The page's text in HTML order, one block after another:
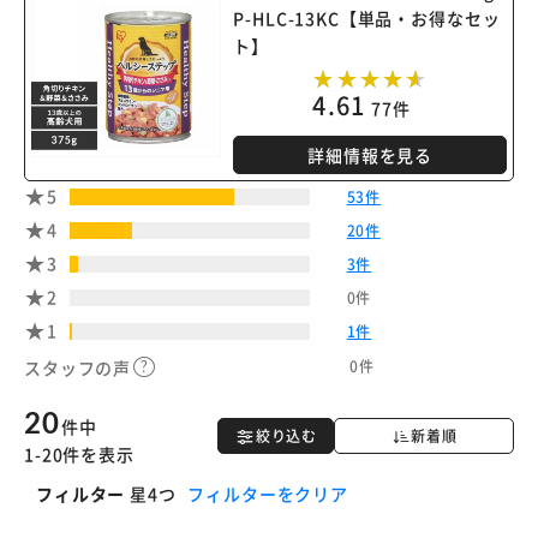
P-HLC-13KC【単品・お得なセッ
ト】
4.61 77件
詳細情報を見る
5
53件
4 20件
3 3件
2 0件
1 1件
スタッフの声 0件
絞り込む 新着順
20件中
1-20件を表示
フィルター 星4つ フィルターをクリア